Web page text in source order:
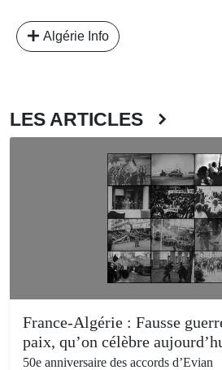
Algérie Info
LES ARTICLES
France-Algérie : Fausse
paix, qu’on célèbre
50e anniversaire des accords d’Evian